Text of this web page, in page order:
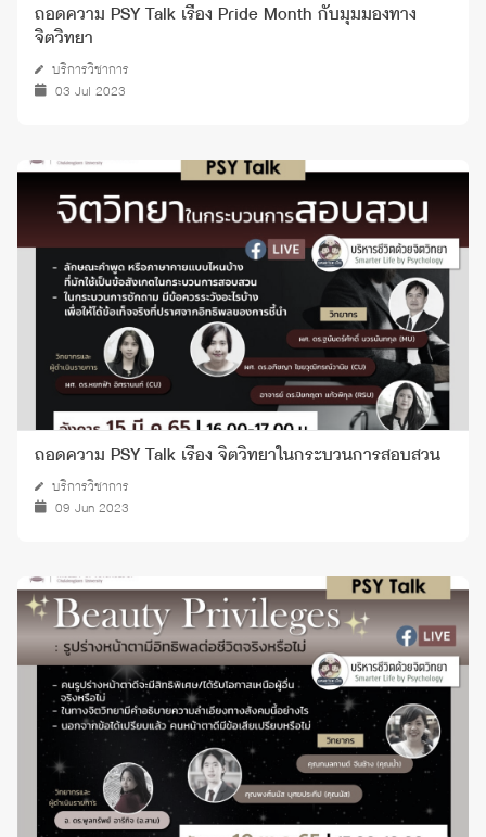
ถอดความ PSY Talk เรื่อง Pride Month กับมุมมองทาง
จิตวิทยา
บริการวิชาการ
03 Jul 2023
ถอดความ PSY Talk เรื่อง จิตวิทยาในกระบวนการสอบสวน
บริการวิชาการ
09 Jun 2023